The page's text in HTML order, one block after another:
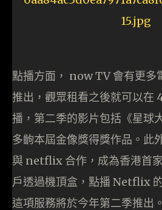
點播方面， now TV 會有更多
推出，觀眾租看之後就可以在
播，第二季的影片包括《星球
多齣本屆金像獎得獎作品。此
與 netflix 合作，成為香港首
戶透過機頂盒，點播 Netflix
這項服務將於今年第二季推出。